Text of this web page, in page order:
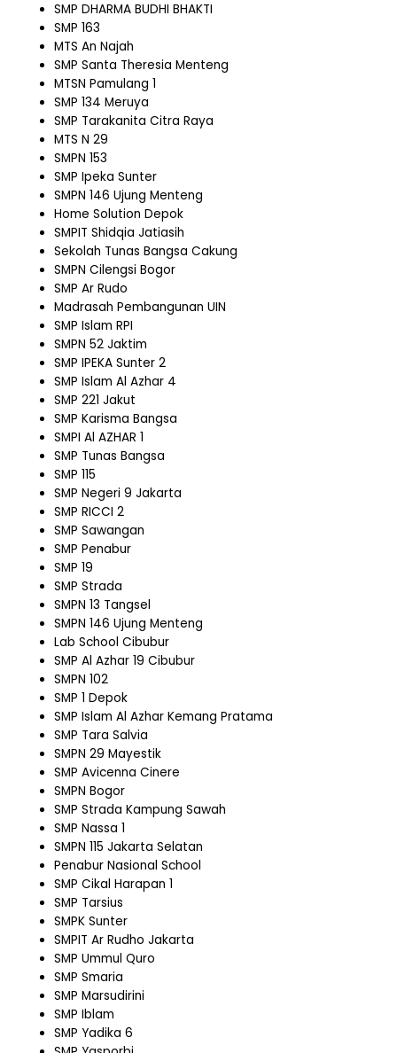
SMP DHARMA BUDHI BHAKTI
SMP 163
MTS An Najah
SMP Santa Theresia Menteng
MTSN Pamulang 1
SMP 134 Meruya
SMP Tarakanita Citra Raya
MTS N 29
SMPN 153
SMP Ipeka Sunter
SMPN 146 Ujung Menteng
Home Solution Depok
SMPIT Shidqia Jatiasih
Sekolah Tunas Bangsa Cakung
SMPN Cilengsi Bogor
SMP Ar Rudo
Madrasah Pembangunan UIN
SMP Islam RPI
SMPN 52 Jaktim
SMP IPEKA Sunter 2
SMP Islam Al Azhar 4
SMP 221 Jakut
SMP Karisma Bangsa
SMPI Al AZHAR 1
SMP Tunas Bangsa
SMP 115
SMP Negeri 9 Jakarta
SMP RICCI 2
SMP Sawangan
SMP Penabur
SMP 19
SMP Strada
SMPN 13 Tangsel
SMPN 146 Ujung Menteng
Lab School Cibubur
SMP Al Azhar 19 Cibubur
SMPN 102
SMP 1 Depok
SMP Islam Al Azhar Kemang Pratama
SMP Tara Salvia
SMPN 29 Mayestik
SMP Avicenna Cinere
SMPN Bogor
SMP Strada Kampung Sawah
SMP Nassa 1
SMPN 115 Jakarta Selatan
Penabur Nasional School
SMP Cikal Harapan 1
SMP Tarsius
SMPK Sunter
SMPIT Ar Rudho Jakarta
SMP Ummul Quro
SMP Smaria
SMP Marsudirini
SMP Iblam
SMP Yadika 6